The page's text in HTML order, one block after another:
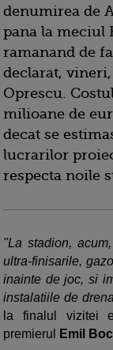
denumirea de
pana la meciul
ramanand de
declarat,
Oprescu.
milioane de
decat se
lucrarilor
respecta noile
"La stadion,
ultra-finisarile,
inainte de joc, si
instalatiile de
la finalul vizitei
premierul
Emil Boc